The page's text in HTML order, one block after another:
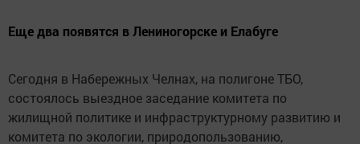
Еще два появятся в Лениногорске и Елабуге
Сегодня в Набережных Челнах, на полигоне ТБО,
состоялось выездное заседание комитета по
жилищной политике и инфраструктурному развитию и
комитета по экологии, природопользованию,